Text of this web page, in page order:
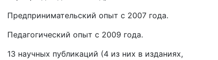
Предпринимательский опыт с 2007 года.
Педагогический опыт с 2009 года.
13 научных публикаций (4 из них в изданиях,